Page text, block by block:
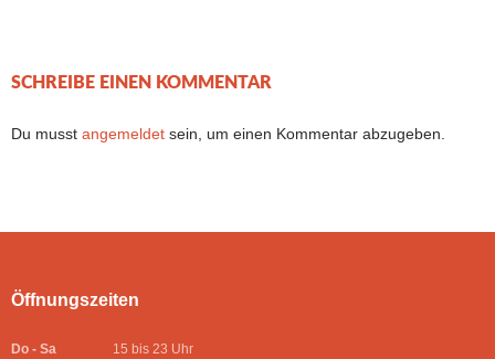
SCHREIBE EINEN KOMMENTAR
Du musst angemeldet sein, um einen Kommentar abzugeben.
Öffnungszeiten
Do - Sa
15 bis 23 Uhr